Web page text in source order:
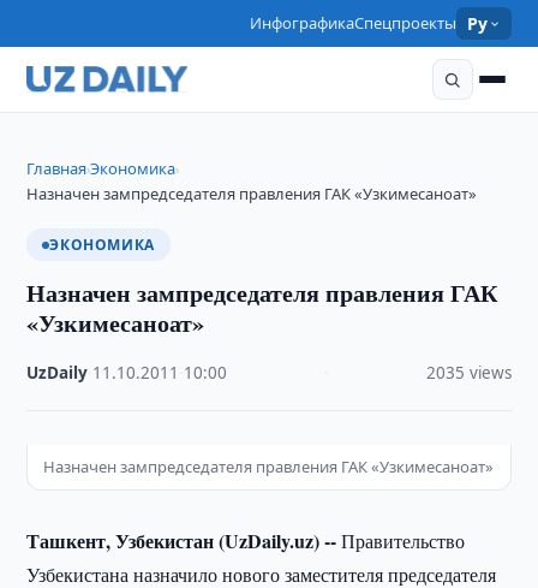
ИнфографикаСпецпроекты Ру
Главная›Экономика›
Назначен зампредседателя правления ГАК «Узкимесаноат»
ЭКОНОМИКА
Назначен зампредседателя правления ГАК
«Узкимесаноат»
UzDaily 11.10.2011 10:00 2035 views
Назначен зампредседателя правления ГАК «Узкимесаноат»
Ташкент, Узбекистан (UzDaily.uz) --Правительство
Узбекистана назначило нового заместителя председателя